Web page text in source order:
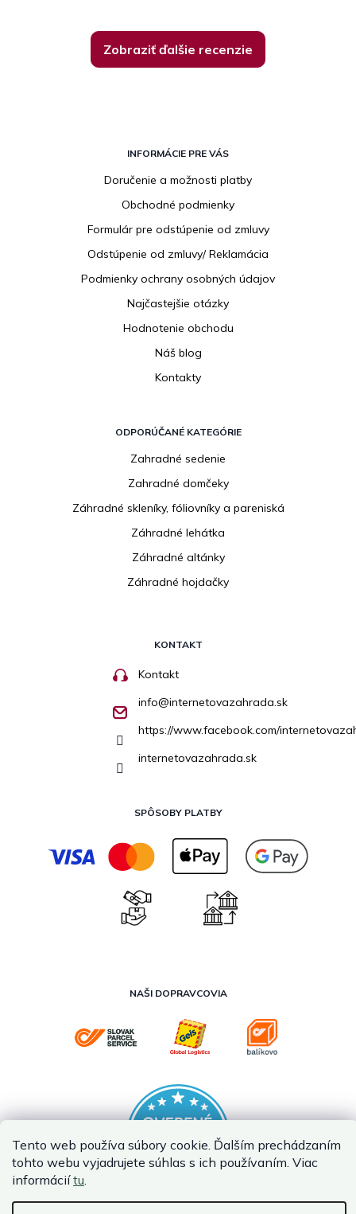
Tento web používa súbory cookie. Ďalším prechádzaním
tohto webu vyjadrujete súhlas s ich používaním. Viac
informáciítu.
Zobraziť ďalšie recenzie
INFORMÁCIE PRE VÁS
Doručenie a možnosti platby
Obchodné podmienky
Formulár pre odstúpenie od zmluvy
Odstúpenie od zmluvy/ Reklamácia
Podmienky ochrany osobných údajov
Najčastejšie otázky
Hodnotenie obchodu
Náš blog
Kontakty
ODPORÚČANÉ KATEGÓRIE
Zahradné sedenie
Zahradné domčeky
Záhradné skleníky, fóliovníky a pareniská
Záhradné lehátka
Záhradné altánky
Záhradné hojdačky
KONTAKT
Kontakt
info@internetovazahrada.sk
https://www.facebook.com/
internetovazahrada.sk
SPÔSOBY PLATBY
NAŠI DOPRAVCOVIA